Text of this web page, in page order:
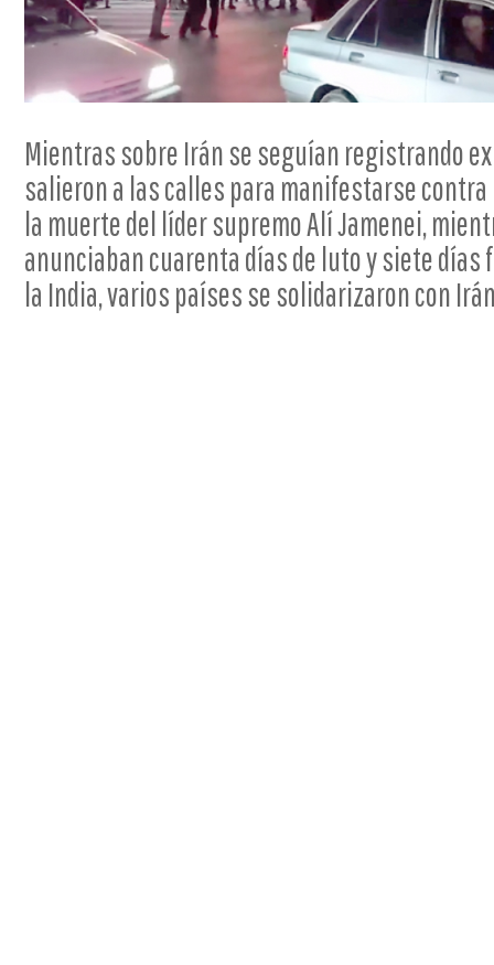
Mientras sobre Irán se seguían registrando
salieron a las calles para manifestarse
la muerte del líder supremo Alí Jamenei,
anunciaban cuarenta días de luto y siete días
la India, varios países se solidarizaron con